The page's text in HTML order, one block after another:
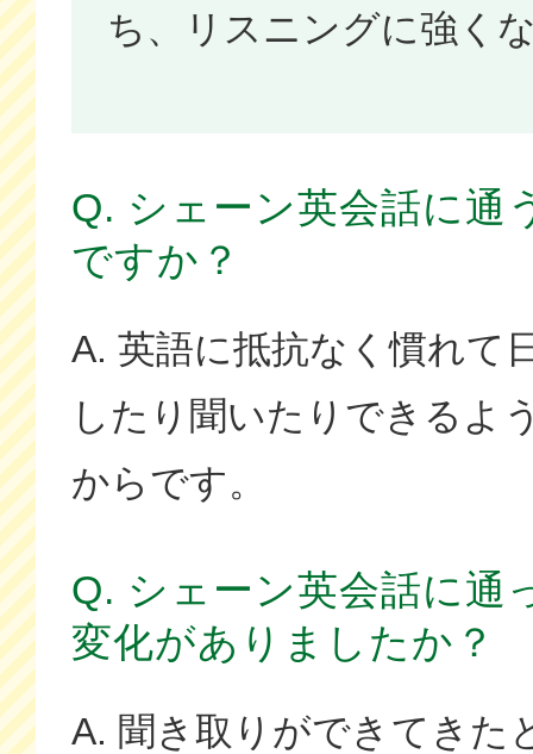
ち、リスニングに強く
Q. シェーン英会話に通
ですか？
A. 英語に抵抗なく慣れて
したり聞いたりできるよ
からです。
Q. シェーン英会話に通
変化がありましたか？
A. 聞き取りができてきた